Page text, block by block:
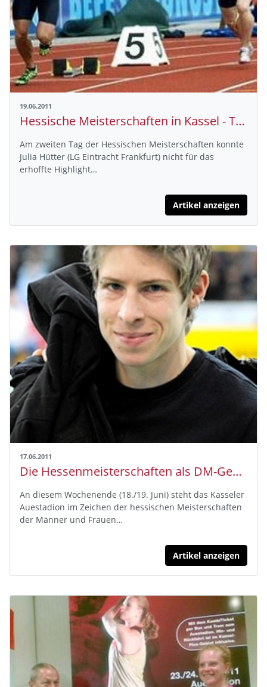
19.06.2011
Hessische Meisterschaften in Kassel - Tag 2
Am zweiten Tag der Hessischen Meisterschaften konnte
Julia Hütter (LG Eintracht Frankfurt) nicht für das
erhoffte Highlight…
Artikel anzeigen
17.06.2011
Die Hessenmeisterschaften als DM-Generalprobe
An diesem Wochenende (18./19. Juni) steht das Kasseler
Auestadion im Zeichen der hessischen Meisterschaften
der Männer und Frauen…
Artikel anzeigen